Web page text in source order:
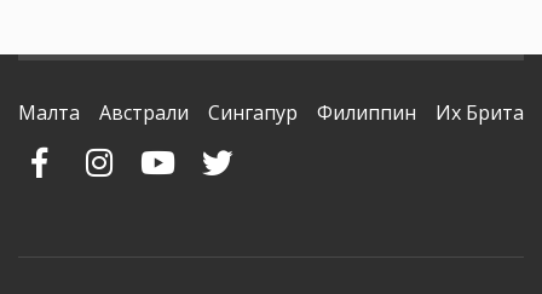
Малта Австрали Сингапур Филиппин Их